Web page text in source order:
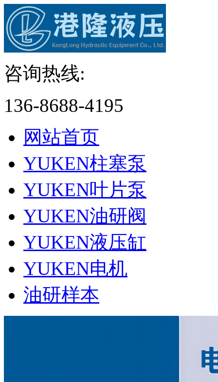
咨询热线:
136-8688-4195
网站首页
YUKEN柱塞泵
YUKEN叶片泵
YUKEN油研阀
YUKEN液压缸
YUKEN电机
油研样本